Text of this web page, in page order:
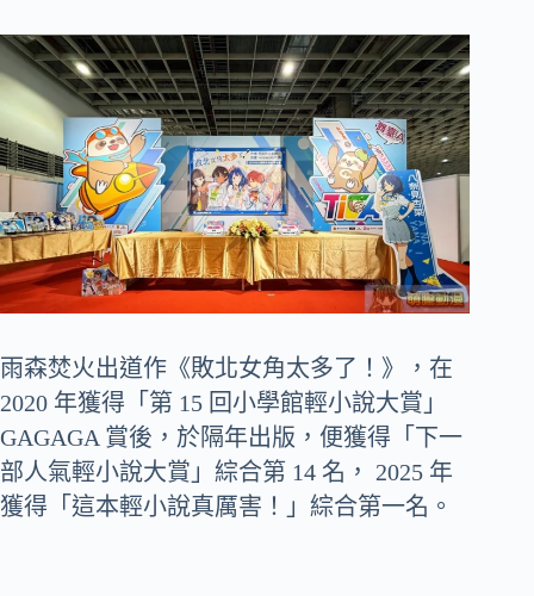
雨森焚火出道作《敗北女角太多了！》，在
2020 年獲得「第 15 回小學館輕小說大賞」
GAGAGA 賞後，於隔年出版，便獲得「下一
部人氣輕小說大賞」綜合第 14 名， 2025 年
獲得「這本輕小說真厲害！」綜合第一名。